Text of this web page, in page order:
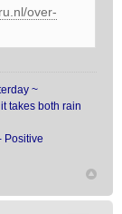
over-
~
takes both rain
Positive